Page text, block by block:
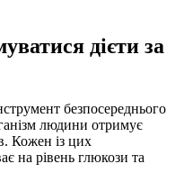
дієти за
безпосереднього
людини отримує
Кожен із цих
на рівень глюкози та